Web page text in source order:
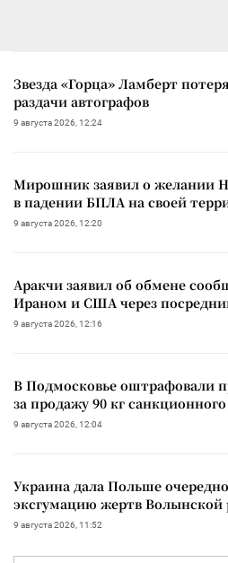
Звезда «Горца» Ламберт
раздачи автографов
9 августа 2026, 12:24
Мирошник заявил о желании
в падении БПЛА на своей
9 августа 2026, 12:20
Аракчи заявил об обмене
Ираном и США через
9 августа 2026, 12:16
В Подмосковье оштрафовали
за продажу 90 кг
9 августа 2026, 12:04
Украина дала Польше
эксгумацию жертв Волынской
9 августа 2026, 11:52